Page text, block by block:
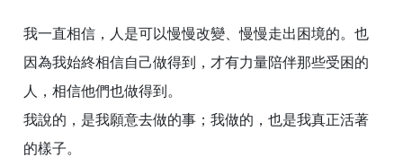
我一直相信，人是可以慢慢改變、慢慢走出困境的。也
因為我始終相信自己做得到，才有力量陪伴那些受困的
人，相信他們也做得到。
我說的，是我願意去做的事；我做的，也是我真正活著
的樣子。